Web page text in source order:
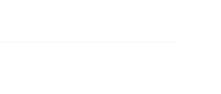
сохнет, придает прочность.